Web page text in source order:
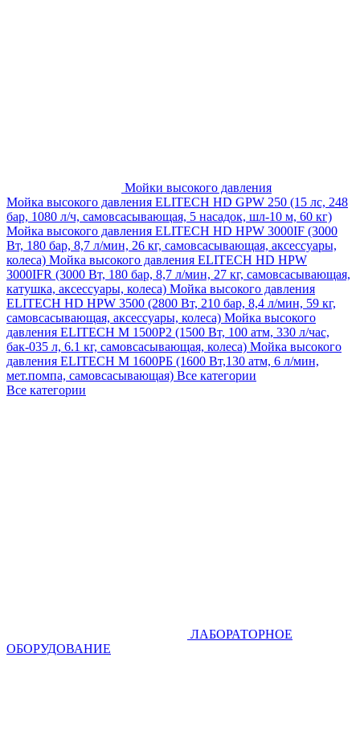
Мойки высокого давления
Мойка высокого давления ELITECH HD GPW 250 (15 лс, 248
бар, 1080 л/ч, самовсасывающая, 5 насадок, шл-10 м, 60 кг)
Мойка высокого давления ELITECH HD HPW 3000IF (3000
Вт, 180 бар, 8,7 л/мин, 26 кг, самовсасывающая, аксессуары,
колеса) Мойка высокого давления ELITECH HD HPW
3000IFR (3000 Вт, 180 бар, 8,7 л/мин, 27 кг, самовсасывающая,
катушка, аксессуары, колеса) Мойка высокого давления
ELITECH HD HPW 3500 (2800 Вт, 210 бар, 8,4 л/мин, 59 кг,
самовсасывающая, аксессуары, колеса) Мойка высокого
давления ELITECH M 1500P2 (1500 Вт, 100 атм, 330 л/час,
бак-035 л, 6.1 кг, самовсасывающая, колеса) Мойка высокого
давления ELITECH М 1600РБ (1600 Вт,130 атм, 6 л/мин,
мет.помпа, самовсасывающая) Все категории
Все категории
ЛАБОРАТОРНОЕ
ОБОРУДОВАНИЕ